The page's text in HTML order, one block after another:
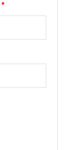
*Vereist